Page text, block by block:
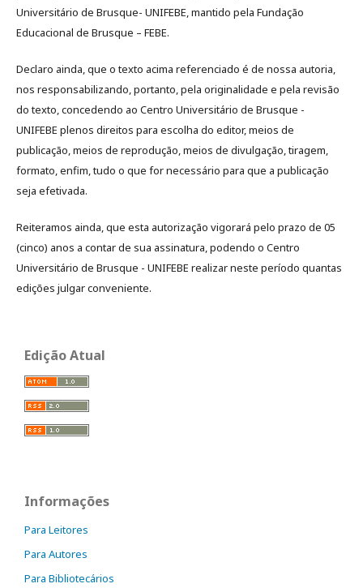
Universitário de Brusque- UNIFEBE, mantido pela Fundação
Educacional de Brusque – FEBE.
Declaro ainda, que o texto acima referenciado é de nossa autoria,
nos responsabilizando, portanto, pela originalidade e pela revisão
do texto, concedendo ao Centro Universitário de Brusque -
UNIFEBE plenos direitos para escolha do editor, meios de
publicação, meios de reprodução, meios de divulgação, tiragem,
formato, enfim, tudo o que for necessário para que a publicação
seja efetivada.
Reiteramos ainda, que esta autorização vigorará pelo prazo de 05
(cinco) anos a contar de sua assinatura, podendo o Centro
Universitário de Brusque - UNIFEBE realizar neste período quantas
edições julgar conveniente.
Edição Atual
Informações
Para Leitores
Para Autores
Para Bibliotecários